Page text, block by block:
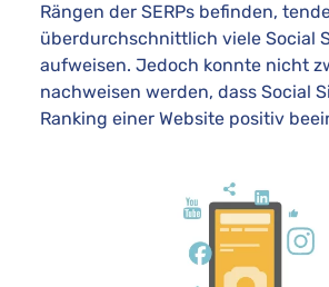
Rängen der SERPs befinden,
überdurchschnittlich viele Social
aufweisen. Jedoch konnte nicht
nachweisen werden, dass Social
Ranking einer Website positiv